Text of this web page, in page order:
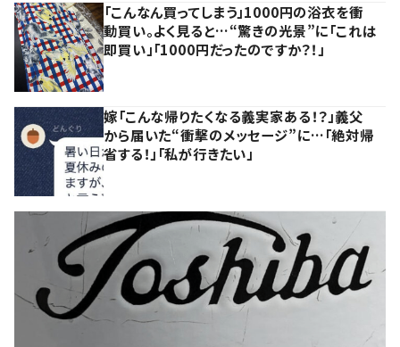
「こんなん買ってしまう」1000円の浴衣を衝
動買い。よく見ると…“驚きの光景”に「これは
即買い」「1000円だったのですか？！」
嫁「こんな帰りたくなる義実家ある！？」義父
から届いた“衝撃のメッセージ”に…「絶対帰
省する！」「私が行きたい」